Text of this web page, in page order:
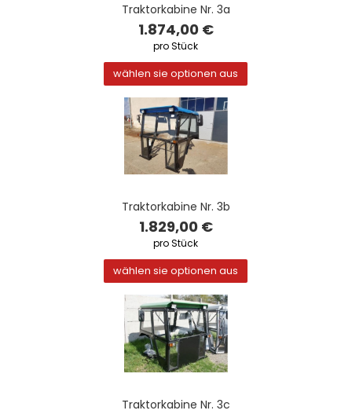
Traktorkabine Nr. 3a
1.874,00 €
pro Stück
wählen sie optionen aus
Traktorkabine Nr. 3b
1.829,00 €
pro Stück
wählen sie optionen aus
Traktorkabine Nr. 3c